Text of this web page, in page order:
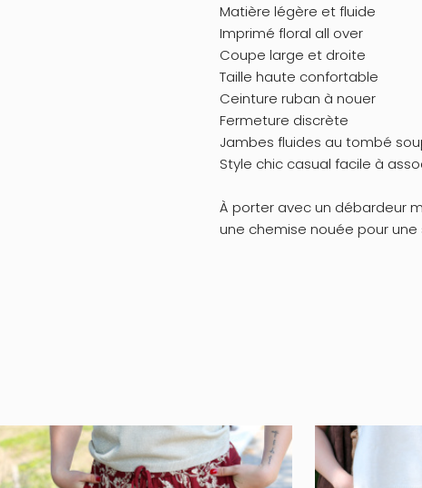
Matière légère et fluide
Imprimé floral all over
Coupe large et droite
Taille haute confortable
Ceinture ruban à nouer
Fermeture discrète
Jambes fluides au tombé
Style chic casual facile à
À porter avec un débardeur
une chemise nouée pour